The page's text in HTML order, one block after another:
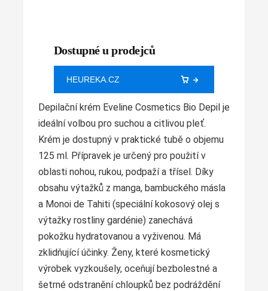
Dostupné u prodejců
HEUREKA.CZ
Depilační krém Eveline Cosmetics Bio Depil je
ideální volbou pro suchou a citlivou pleť.
Krém je dostupný v praktické tubě o objemu
125 ml. Přípravek je určený pro použití v
oblasti nohou, rukou, podpaží a třísel. Díky
obsahu výtažků z manga, bambuckého másla
a Monoi de Tahiti (speciální kokosový olej s
výtažky rostliny gardénie) zanechává
pokožku hydratovanou a vyživenou. Má
zklidňující účinky. Ženy, které kosmetický
výrobek vyzkoušely, oceňují bezbolestné a
šetrné odstranění chloupků bez podráždění